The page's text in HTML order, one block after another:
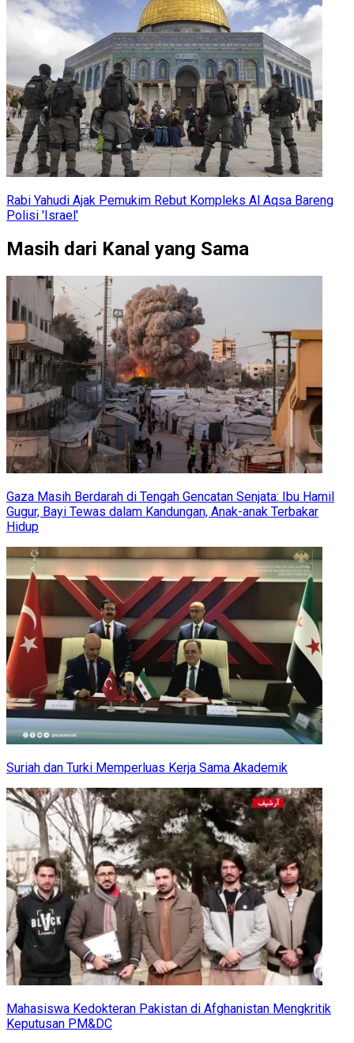
Rabi Yahudi Ajak Pemukim Rebut Kompleks Al Aqsa Bareng
Polisi 'Israel'
Masih dari Kanal yang Sama
Gaza Masih Berdarah di Tengah Gencatan Senjata: Ibu Hamil
Gugur, Bayi Tewas dalam Kandungan, Anak-anak Terbakar
Hidup
Suriah dan Turki Memperluas Kerja Sama Akademik
Mahasiswa Kedokteran Pakistan di Afghanistan Mengkritik
Keputusan PM&DC